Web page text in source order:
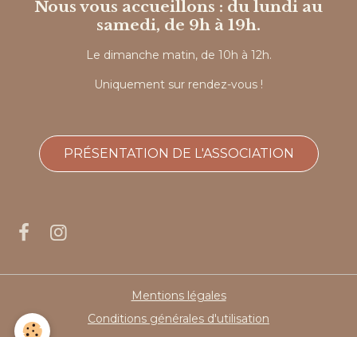
Nous vous accueillons : du lundi au
samedi, de 9h à 19h.
Le dimanche matin, de 10h à 12h.
Uniquement sur rendez-vous !
PRÉSENTATION DE L'ASSOCIATION
Mentions légales
Conditions générales d'utilisation